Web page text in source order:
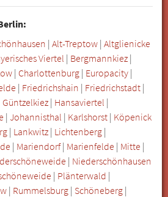
| Alt-Treptow | Altglienicke
Viertel | Bergmannkiez |
| Charlottenburg | Europacity |
| Friedrichshain | Friedrichstadt |
Güntzelkiez | Hansaviertel |
| Johannisthal | Karlshorst | Köpenick
| Lankwitz | Lichtenberg |
| Mariendorf| Marienfelde | Mitte |
| Niederschönhausen
| Plänterwald |
| Rummelsburg | Schöneberg |